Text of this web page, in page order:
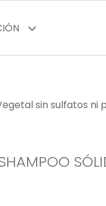
sin sulfatos ni